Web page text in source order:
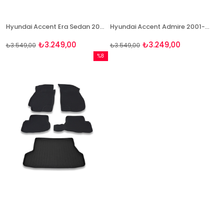
Hyundai Accent Era Sedan 2006-2016 Paspas Ve Bagaj Havuzu Seti
₺3.249,00
₺3.549,00
Hyundai Accent Admire 2001-2006 Paspas Ve Bagaj Havuzu Seti
₺3.249,00
₺3.549,00
%8